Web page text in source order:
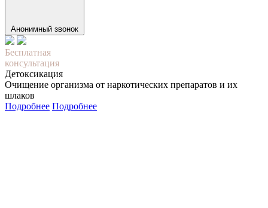
Анонимный звонок
Бесплатная
консультация
Детоксикация
Очищение организма от наркотических препаратов и их
шлаков
Подробнее Подробнее